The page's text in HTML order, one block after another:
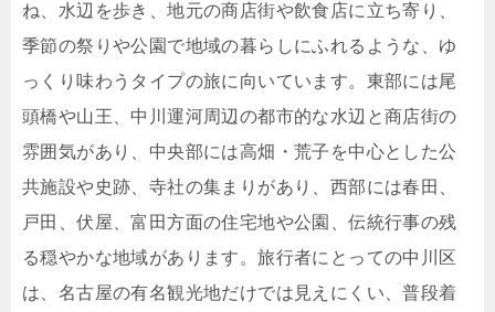
ね、水辺を歩き、地元の商店街や飲食店に立ち寄り、
季節の祭りや公園で地域の暮らしにふれるような、ゆ
っくり味わうタイプの旅に向いています。東部には尾
頭橋や山王、中川運河周辺の都市的な水辺と商店街の
雰囲気があり、中央部には高畑・荒子を中心とした公
共施設や史跡、寺社の集まりがあり、西部には春田、
戸田、伏屋、富田方面の住宅地や公園、伝統行事の残
る穏やかな地域があります。旅行者にとっての中川区
は、名古屋の有名観光地だけでは見えにくい、普段着